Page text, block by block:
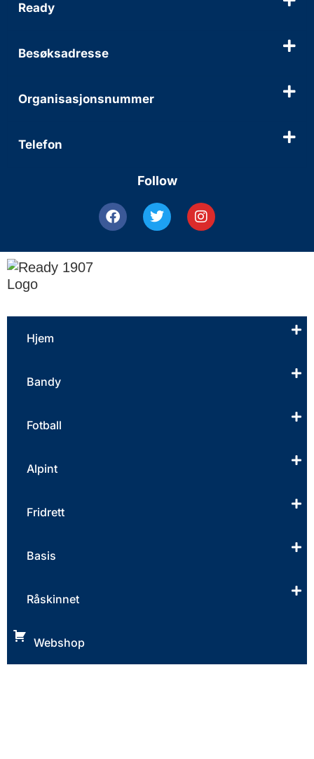
Ready
Besøksadresse
Organisasjonsnummer
Telefon
Follow
Hjem
Bandy
Fotball
Alpint
Fridrett
Basis
Råskinnet
Webshop